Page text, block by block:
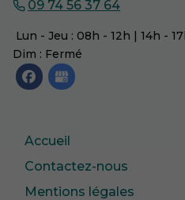
09 74 56 37 64
Lun - Jeu : 08h - 12h | 14h -
Dim : Fermé
Accueil
Contactez-nous
Mentions légales